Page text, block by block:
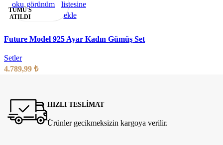
TÜMÜ S
ATILDI
oku görünüm
listesine
ekle
Future Model 925 Ayar Kadın Gümüş Set
Setler
4.789,99 ₺
HIZLI TESLİMAT
Ürünler gecikmeksizin kargoya verilir.